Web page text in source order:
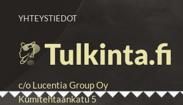
YHTEYSTIEDOT
c/o Lucentia Group Oy
Kumitehtaankatu 5